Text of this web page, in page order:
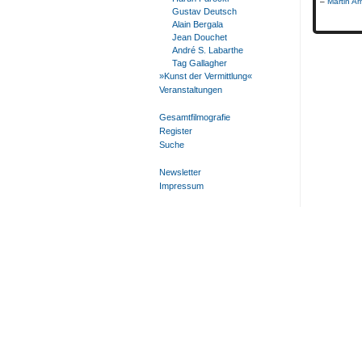
Gustav Deutsch
Alain Bergala
Jean Douchet
André S. Labarthe
Tag Gallagher
»Kunst der Vermittlung«
Veranstaltungen
Gesamtfilmografie
Register
Suche
Newsletter
Impressum